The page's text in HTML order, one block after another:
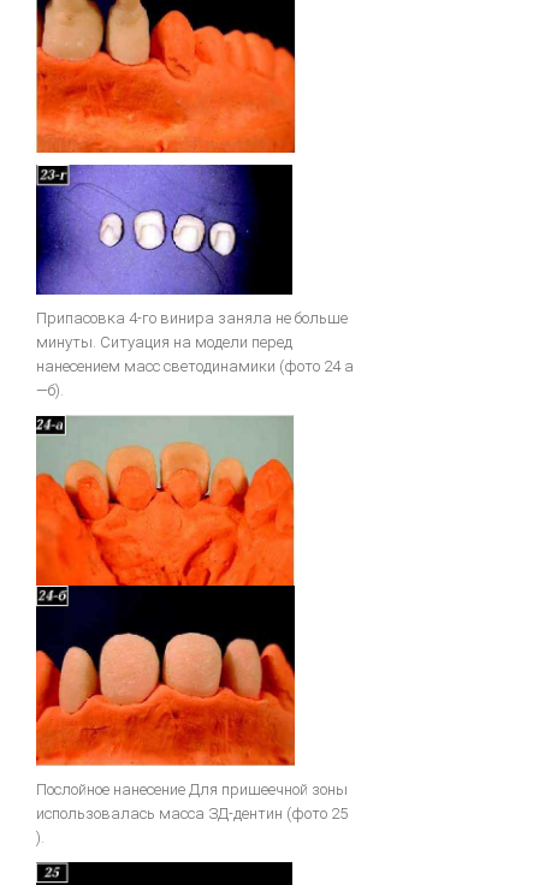
Припасовка 4-го винира заняла не больше
минуты. Ситуация на модели перед
нанесением масс светодинамики (фото 24 а
—б).
Послойное нанесение Для пришеечной зоны
использовалась масса ЗД-дентин (фото 25
).